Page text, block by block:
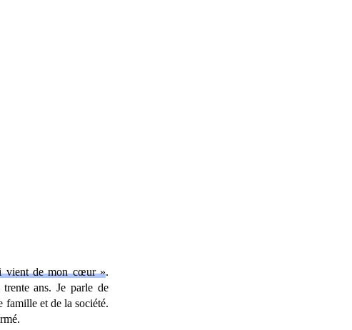
vient de mon cœur ».
ans. Je parle de
famille et de la société.